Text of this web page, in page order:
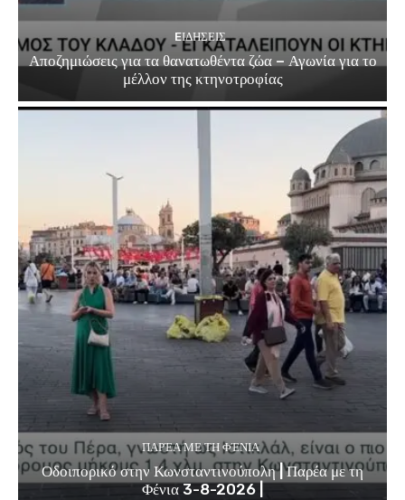
EΙΔΗΣΕΙΣ
Αποζημιώσεις για τα θανατωθέντα ζώα – Αγωνία για το
μέλλον της κτηνοτροφίας
ΠΑΡΈΑ ΜΕ ΤΗ ΦΈΝΙΑ
Οδοιπορικό στην Κωνσταντινούπολη | Παρέα με τη
Φένια 3-8-2026 |